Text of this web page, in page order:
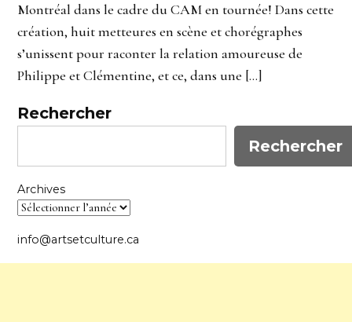
Montréal dans le cadre du CAM en tournée! Dans cette
création, huit metteures en scène et chorégraphes
s’unissent pour raconter la relation amoureuse de
Philippe et Clémentine, et ce, dans une […]
Rechercher
Rechercher
Archives
info@artsetculture.ca